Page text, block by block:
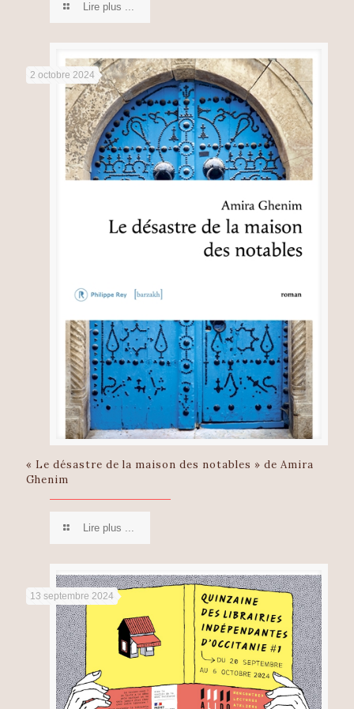
Lire plus ...
2 octobre 2024
« Le désastre de la maison des notables » de Amira
Ghenim
Lire plus ...
13 septembre 2024